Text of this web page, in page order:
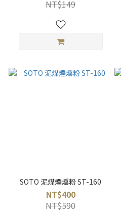
NT$149
SOTO 泥煤煙燻粉 ST-160
NT$400
NT$590